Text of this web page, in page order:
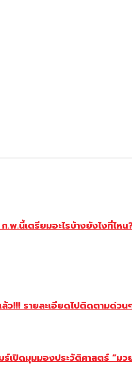
.พ.นี้เตรียมอะไรบ้างยังไงที่ไหน
ว!!! รายละเอียดไปติดตามด่วน
เปิดมุมมองประวัติศาสตร์ “ม